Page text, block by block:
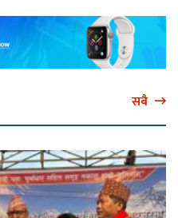
सबै